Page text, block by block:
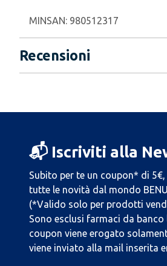
MINSAN: 980512317
Recensioni
📬 Iscriviti alla
Subito per te un coupon* di
tutte le novità dal mondo
(*Valido solo per prodotti
Sono esclusi farmaci da
coupon viene erogato
viene inviato alla mail inserita